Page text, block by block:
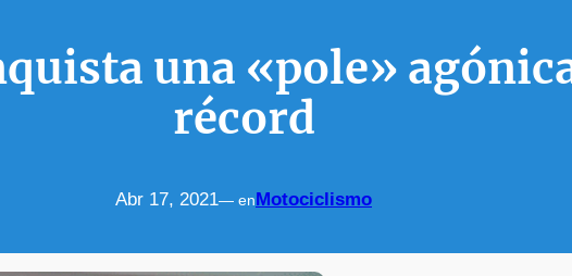
una «pole»
récord
Abr 17, 2021— enMotociclismo